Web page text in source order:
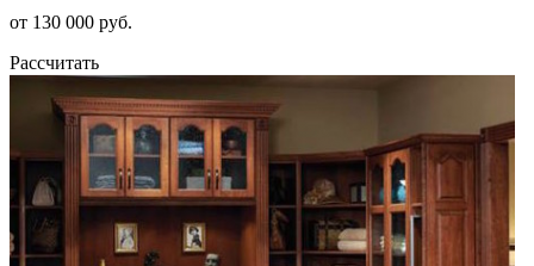
от 130 000 руб.
Рассчитать